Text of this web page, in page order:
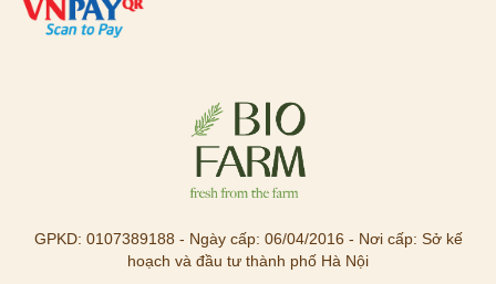
GPKD: 0107389188 - Ngày cấp: 06/04/2016 - Nơi cấp: Sở kế
hoạch và đầu tư thành phố Hà Nội